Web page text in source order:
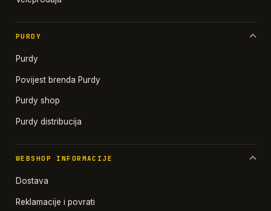
PURDY
Purdy
Povijest brenda Purdy
Purdy shop
Purdy distribucija
WEBSHOP INFORMACIJE
Dostava
Reklamacije i povrati